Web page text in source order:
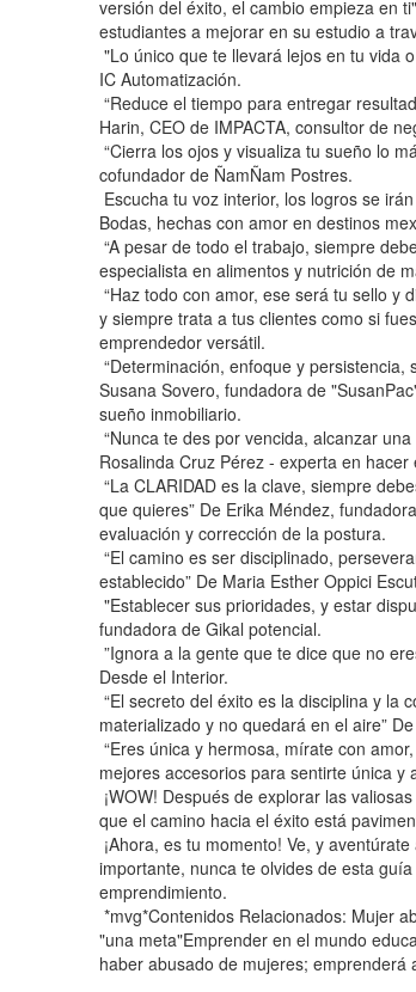
versión del éxito, el cambio empieza en
estudiantes a mejorar en su estudio a
"Lo único que te llevará lejos en tu vida
IC Automatización.
“Reduce el tiempo para entregar
Harin, CEO de IMPACTA, consultor de
“Cierra los ojos y visualiza tu sueño lo
cofundador de ÑamÑam Postres.
Escucha tu voz interior, los logros se
Bodas, hechas con amor en destinos
“A pesar de todo el trabajo, siempre
especialista en alimentos y nutrición de
“Haz todo con amor, ese será tu sello y
y siempre trata a tus clientes como si
emprendedor versátil.
“Determinación, enfoque y
Susana Sovero, fundadora de
sueño inmobiliario.
“Nunca te des por vencida, alcanzar
Rosalinda Cruz Pérez - experta en
“La CLARIDAD es la clave, siempre
que quieres” De Erika Méndez,
evaluación y corrección de la postura.
“El camino es ser disciplinado,
establecido” De Maria Esther Oppici
"Establecer sus prioridades, y estar
fundadora de Gikal potencial.
”Ignora a la gente que te dice que no
Desde el Interior.
“El secreto del éxito es la disciplina y la
materializado y no quedará en el aire”
“Eres única y hermosa, mírate con
mejores accesorios para sentirte única y
¡WOW! Después de explorar las
que el camino hacia el éxito está
¡Ahora, es tu momento! Ve, y
importante, nunca te olvides de esta
emprendimiento.
*mvg*Contenidos Relacionados: Mujer
"una meta"Emprender en el mundo
haber abusado de mujeres; emprenderá